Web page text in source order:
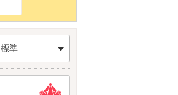
標準